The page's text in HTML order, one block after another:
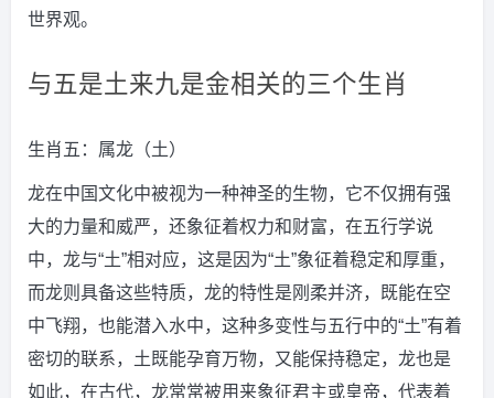
世界观。
与五是土来九是金相关的三个生肖
生肖五：属龙（土）
龙在中国文化中被视为一种神圣的生物，它不仅拥有强
大的力量和威严，还象征着权力和财富，在五行学说
中，龙与“土”相对应，这是因为“土”象征着稳定和厚重，
而龙则具备这些特质，龙的特性是刚柔并济，既能在空
中飞翔，也能潜入水中，这种多变性与五行中的“土”有着
密切的联系，土既能孕育万物，又能保持稳定，龙也是
如此，在古代，龙常常被用来象征君主或皇帝，代表着